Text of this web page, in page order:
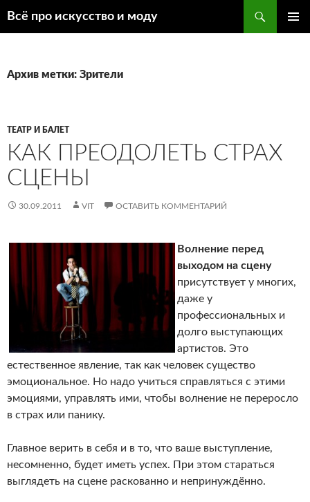
Всё про искусство и моду
Архив метки: Зрители
ТЕАТР И БАЛЕТ
КАК ПРЕОДОЛЕТЬ СТРАХ
СЦЕНЫ
30.09.2011 VIT ОСТАВИТЬ КОММЕНТАРИЙ
Волнение перед
выходом на сцену
присутствует у многих,
даже у
профессиональных и
долго выступающих
артистов. Это
естественное явление, так как человек существо
эмоциональное. Но надо учиться справляться с этими
эмоциями, управлять ими, чтобы волнение не переросло
в страх или панику.
Главное верить в себя и в то, что ваше выступление,
несомненно, будет иметь успех. При этом стараться
выглядеть на сцене раскованно и непринуждённо.